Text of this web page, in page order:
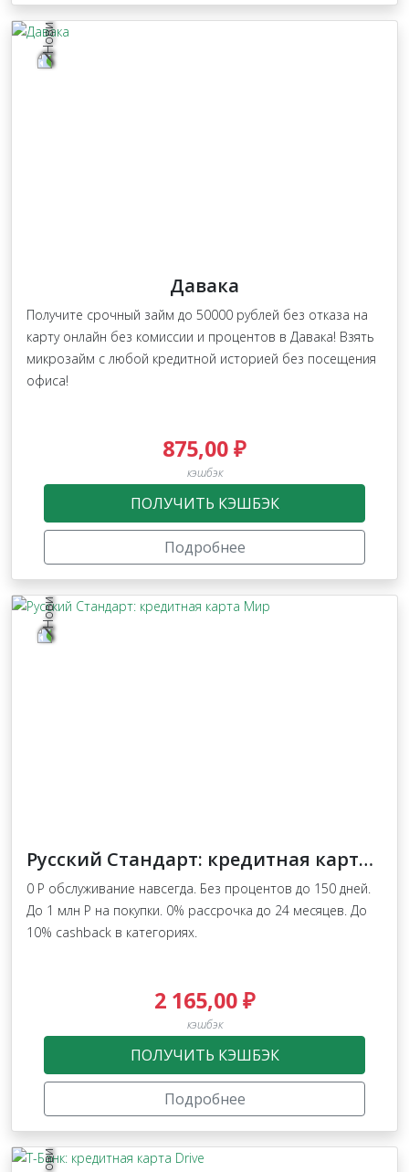
Давака
Получите срочный займ до 50000 рублей без отказа на
карту онлайн без комиссии и процентов в Давака! Взять
микрозайм с любой кредитной историей без посещения
офиса!
875,00 ₽
кэшбэк
ПОЛУЧИТЬ КЭШБЭК
Подробнее
Русский Стандарт: кредитная карта Мир
0 Р обслуживание навсегда. Без процентов до 150 дней.
До 1 млн Р на покупки. 0% рассрочка до 24 месяцев. До
10% cashback в категориях.
2 165,00 ₽
кэшбэк
ПОЛУЧИТЬ КЭШБЭК
Подробнее